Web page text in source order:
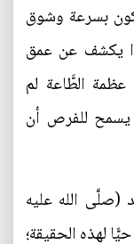
بسرعة وشوق
يكشف عن عمق
الطَّاعة لم
يسمح للفرص أن
الله عليه
لهذه الحقيقة؛